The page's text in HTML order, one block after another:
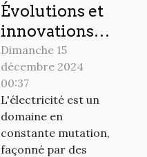
Évolutions et
innovations
dans
l'installation
électrique
moderne
Dimanche 15
décembre 2024
00:37
L'électricité est un
domaine en
constante mutation,
façonné par des